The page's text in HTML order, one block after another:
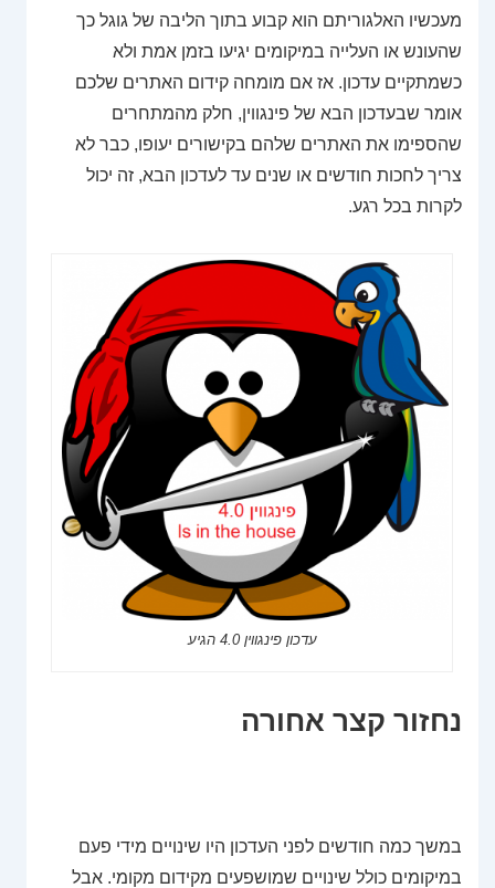
מעכשיו האלגוריתם הוא קבוע בתוך הליבה של גוגל כך
שהעונש או העלייה במיקומים יגיעו בזמן אמת ולא
כשמתקיים עדכון. אז אם מומחה קידום האתרים שלכם
אומר שבעדכון הבא של פינגווין, חלק מהמתחרים
שהספימו את האתרים שלהם בקישורים יעופו, כבר לא
צריך לחכות חודשים או שנים עד לעדכון הבא, זה יכול
לקרות בכל רגע.
עדכון פינגווין 4.0 הגיע
נחזור קצר אחורה
במשך כמה חודשים לפני העדכון היו שינויים מידי פעם
במיקומים כולל שינויים שמושפעים מקידום מקומי. אבל